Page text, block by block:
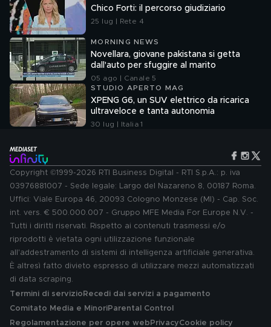
Chico Forti: il percorso giudiziario
25 lug | Rete 4
MORNING NEWS
Novellara, giovane pakistana si getta
dall'auto per sfuggire al marito
05 ago | Canale 5
STUDIO APERTO MAG
XPENG G6, un SUV elettrico da ricarica
ultraveloce e tanta autonomia
30 lug | Italia 1
Copyright ©1999-2026 RTI Business Digital - RTI S.p.A.: p. iva
03976881007 - Sede legale: Largo del Nazareno 8, 00187 Roma.
Uffici: Viale Europa 46, 20093 Cologno Monzese (MI) - Cap. Soc.
int. vers. € 500.000.007 - Gruppo MFE Media For Europe N.V. -
Tutti i diritti riservati. Rispetto ai contenuti trasmessi e/o
riprodotti è vietata ogni utilizzazione funzionale
all'addestramento di sistemi di intelligenza artificiale generativa.
È altresì fatto divieto espresso di utilizzare mezzi automatizzati
di data scraping.
Termini di servizio Recedi dai servizi a pagamento
Comitato Media e MinoriParental Control
Regolamentazione per opere web PrivacyCookie policy